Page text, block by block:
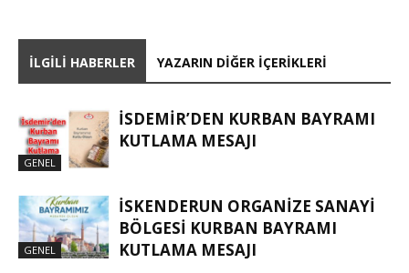
İLGILI HABERLER YAZARIN DIĞER İÇERIKLERI
GENEL
İSDEMIR’DEN KURBAN BAYRAMI
KUTLAMA MESAJI
GENEL
İSKENDERUN ORGANIZE SANAYI
BÖLGESI KURBAN BAYRAMI
KUTLAMA MESAJI